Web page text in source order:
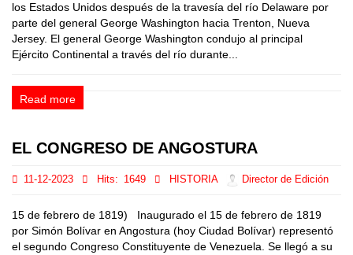
los Estados Unidos después de la travesía del río Delaware por
parte del general George Washington hacia Trenton, Nueva
Jersey. El general George Washington condujo al principal
Ejército Continental a través del río durante...
Read more
EL CONGRESO DE ANGOSTURA
11-12-2023 Hits: 1649 HISTORIA Director de Edición
15 de febrero de 1819) Inaugurado el 15 de febrero de 1819
por Simón Bolívar en Angostura (hoy Ciudad Bolívar) representó
el segundo Congreso Constituyente de Venezuela. Se llegó a su